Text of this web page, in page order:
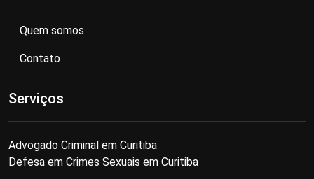
Quem somos
Contato
Serviços
Advogado Criminal em Curitiba
Defesa em Crimes Sexuais em Curitiba